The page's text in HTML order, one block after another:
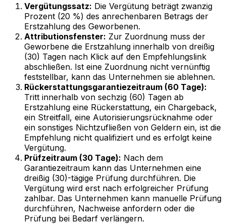
Vergütungssatz: Die Vergütung beträgt zwanzig
Prozent (20 %) des anrechenbaren Betrags der
Erstzahlung des Geworbenen.
Attributionsfenster: Zur Zuordnung muss der
Geworbene die Erstzahlung innerhalb von dreißig
(30) Tagen nach Klick auf den Empfehlungslink
abschließen. Ist eine Zuordnung nicht vernünftig
feststellbar, kann das Unternehmen sie ablehnen.
Rückerstattungsgarantiezeitraum (60 Tage):
Tritt innerhalb von sechzig (60) Tagen ab
Erstzahlung eine Rückerstattung, ein Chargeback,
ein Streitfall, eine Autorisierungsrücknahme oder
ein sonstiges Nichtzufließen von Geldern ein, ist die
Empfehlung nicht qualifiziert und es erfolgt keine
Vergütung.
Prüfzeitraum (30 Tage): Nach dem
Garantiezeitraum kann das Unternehmen eine
dreißig (30)-tägige Prüfung durchführen. Die
Vergütung wird erst nach erfolgreicher Prüfung
zahlbar. Das Unternehmen kann manuelle Prüfung
durchführen, Nachweise anfordern oder die
Prüfung bei Bedarf verlängern.